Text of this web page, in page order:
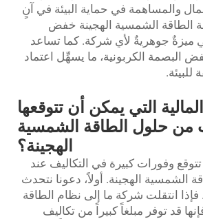
والمساهمة في حماية البيئة في آنٍ
الطاقة الشمسية الهجينة خفض
ميزةٌ جوهريةٌ لأي شركة. كما تساعد
البصمة الكربونية، ما يسهِّل اعتماد
للبيئة.
التي يمكن أن تتوقعها
من حلول الطاقة الشمسية
الهجينة؟
وفورات كبيرة في التكاليف عند
الشمسية الهجينة. أولاً، دعونا نتحدث
فإذا انتقلت شركة ما إلى نظام الطاقة
قد توفر مبلغاً كبيراً من تكاليف